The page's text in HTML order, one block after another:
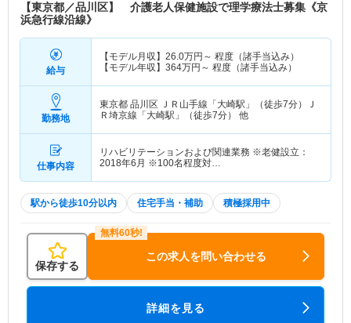
【東京都／品川区】 介護老人保健施設で理学療法士募集《京
浜急行線沿線》
給与
【モデル月収】 26.0万円～ 程度（諸手当込み）
【モデル年収】 364万円～ 程度（諸手当込み）
勤務地
東京都 品川区 ＪＲ山手線「大崎駅」（徒歩7分）Ｊ
Ｒ埼京線「大崎駅」（徒歩7分） 他
仕事内容
リハビリテーションおよび関連業務 ※老健設立：
2018年6月 ※100名程度対…
駅から徒歩10分以内 住宅手当・補助 積極採用中
保存する
この求人を問い合わせる
詳細を見る